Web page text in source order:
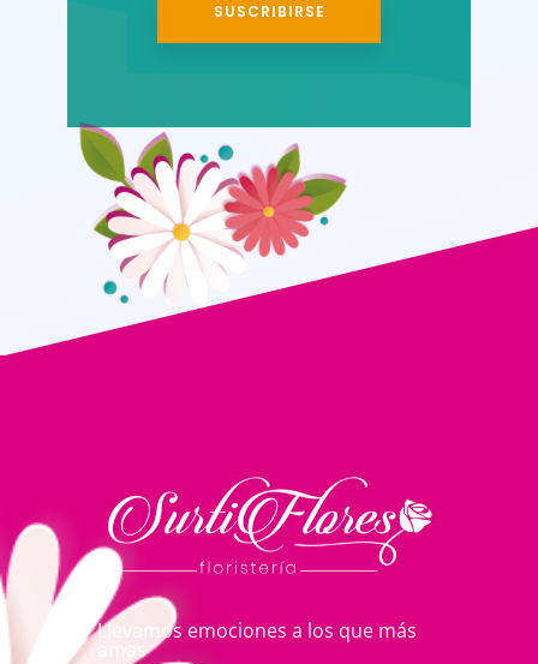
SUSCRIBIRSE
Llevamos emociones a los que más
amas